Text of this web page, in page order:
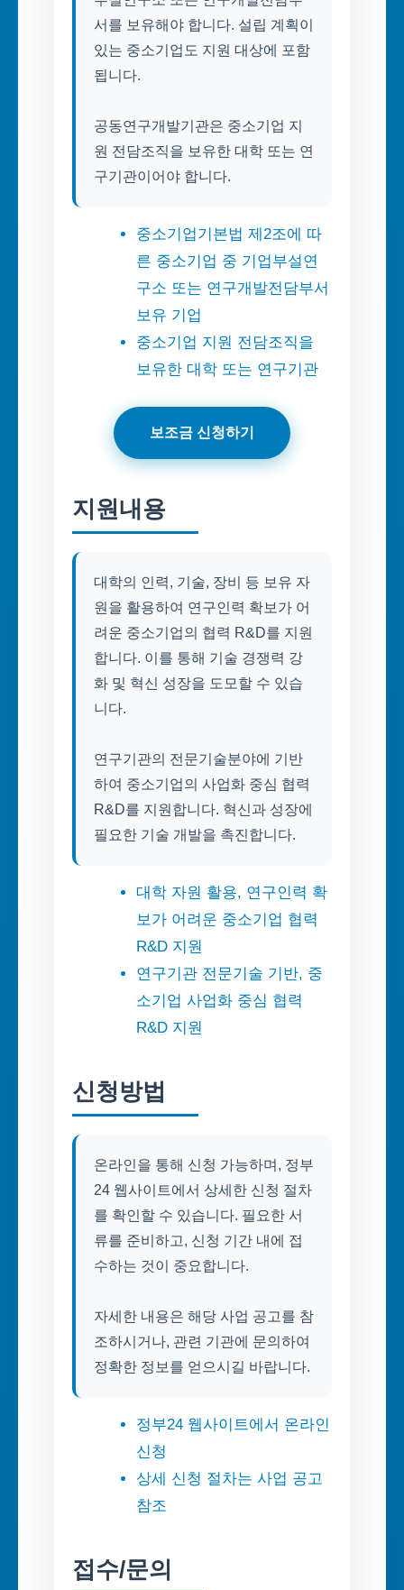
서를 보유해야 합니다. 설립 계획이
있는 중소기업도 지원 대상에 포함
됩니다.
공동연구개발기관은 중소기업 지
원 전담조직을 보유한 대학 또는 연
구기관이어야 합니다.
중소기업기본법 제2조에 따
른 중소기업 중 기업부설연
구소 또는 연구개발전담부서
보유 기업
중소기업 지원 전담조직을
보유한 대학 또는 연구기관
보조금 신청하기
지원내용
대학의 인력, 기술, 장비 등 보유 자
원을 활용하여 연구인력 확보가 어
려운 중소기업의 협력 R&D를 지원
합니다. 이를 통해 기술 경쟁력 강
화 및 혁신 성장을 도모할 수 있습
니다.
연구기관의 전문기술분야에 기반
하여 중소기업의 사업화 중심 협력
R&D를 지원합니다. 혁신과 성장에
필요한 기술 개발을 촉진합니다.
대학 자원 활용, 연구인력 확
보가 어려운 중소기업 협력
R&D 지원
연구기관 전문기술 기반, 중
소기업 사업화 중심 협력
R&D 지원
신청방법
온라인을 통해 신청 가능하며, 정부
24 웹사이트에서 상세한 신청 절차
를 확인할 수 있습니다. 필요한 서
류를 준비하고, 신청 기간 내에 접
수하는 것이 중요합니다.
자세한 내용은 해당 사업 공고를 참
조하시거나, 관련 기관에 문의하여
정확한 정보를 얻으시길 바랍니다.
정부24 웹사이트에서 온라인
신청
상세 신청 절차는 사업 공고
참조
접수/문의